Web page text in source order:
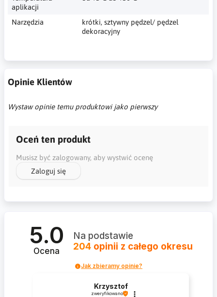
aplikacji
Narzędzia
krótki, sztywny pędzel/ pędzel
dekoracyjny
Opinie Klientów
Wystaw opinie temu produktowi jako pierwszy
Oceń ten produkt
Musisz być zalogowany, aby wystwić ocenę
Zaloguj się
5.0
Ocena
Na podstawie
204 opinii z całego okresu
Jak zbieramy opinie?
Krzysztof
zweryfikowano